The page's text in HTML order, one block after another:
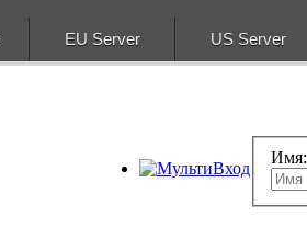
EU Server US Server
Имя: